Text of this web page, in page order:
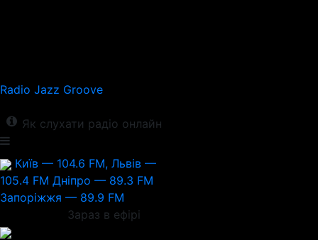
Radio Jazz Groove
Як слухати радіо онлайн
Київ — 104.6 FM, Львів —
105.4 FM Дніпро — 89.3 FM
Запоріжжя — 89.9 FM
Зараз в ефірі